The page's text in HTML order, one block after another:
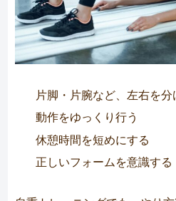
片脚・片腕など、左右を分
動作をゆっくり行う
休憩時間を短めにする
正しいフォームを意識する